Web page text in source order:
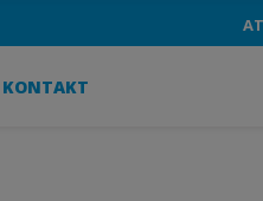
AT
KONTAKT